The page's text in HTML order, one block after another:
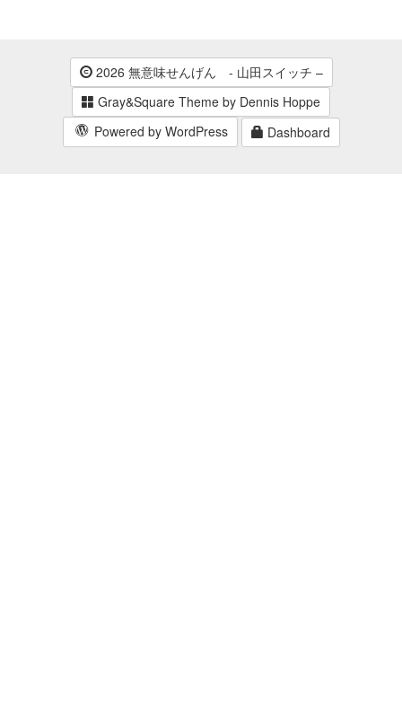
2026 無意味せんげん - 山田スイッチ –
Gray&Square Theme by Dennis Hoppe
Powered by WordPress
Dashboard